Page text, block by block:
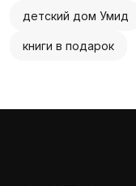
детский дом Умид
книги в подарок